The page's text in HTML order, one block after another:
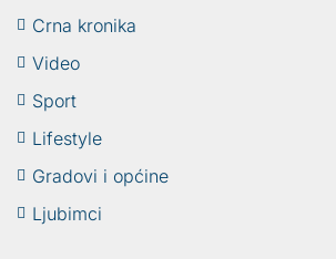
Crna kronika
Video
Sport
Lifestyle
Gradovi i općine
Ljubimci